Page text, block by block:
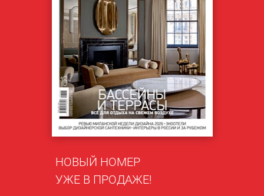
НОВЫЙ НОМЕР
УЖЕ В ПРОДАЖЕ!